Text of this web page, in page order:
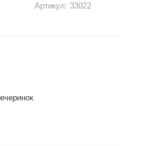
Артикул: 33022